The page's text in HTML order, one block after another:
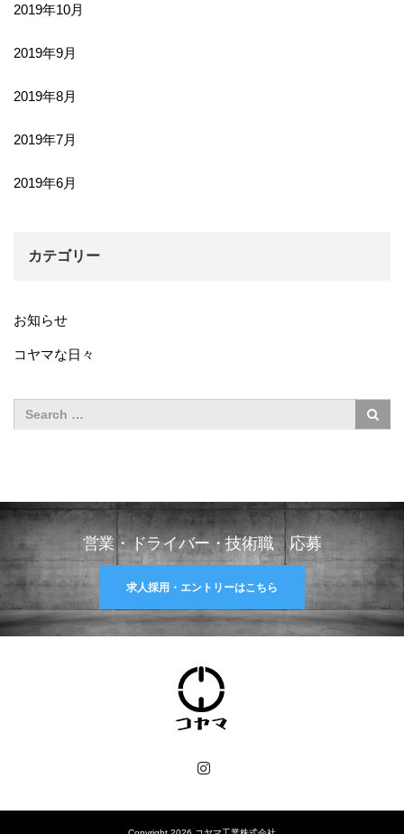
2019年10月
2019年9月
2019年8月
2019年7月
2019年6月
カテゴリー
お知らせ
コヤマな日々
営業・ドライバー・技術職 応募
求人採用・エントリーはこちら